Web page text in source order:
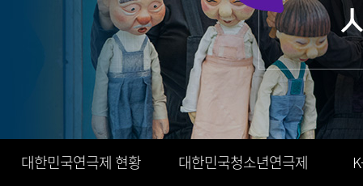
대한민국연극제 현황 대한민국청소년연극제